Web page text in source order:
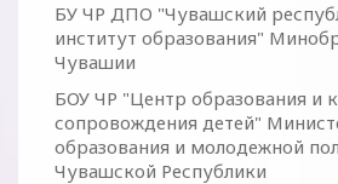
БУ ЧР ДПО "Чувашский
институт образования"
Чувашии
БОУ ЧР "Центр образования и
сопровождения детей"
образования и молодежной
Чувашской Республики